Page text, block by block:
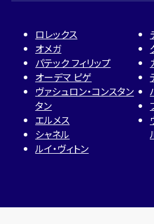
ロレックス
オメガ
パテック フィリップ
オーデマ ピゲ
ヴァシュロン・コンスタン
タン
エルメス
シャネル
ルイ・ヴィトン